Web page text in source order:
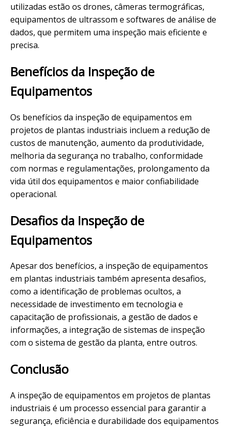
utilizadas estão os drones, câmeras termográficas,
equipamentos de ultrassom e softwares de análise de
dados, que permitem uma inspeção mais eficiente e
precisa.
Benefícios da Inspeção de
Equipamentos
Os benefícios da inspeção de equipamentos em
projetos de plantas industriais incluem a redução de
custos de manutenção, aumento da produtividade,
melhoria da segurança no trabalho, conformidade
com normas e regulamentações, prolongamento da
vida útil dos equipamentos e maior confiabilidade
operacional.
Desafios da Inspeção de
Equipamentos
Apesar dos benefícios, a inspeção de equipamentos
em plantas industriais também apresenta desafios,
como a identificação de problemas ocultos, a
necessidade de investimento em tecnologia e
capacitação de profissionais, a gestão de dados e
informações, a integração de sistemas de inspeção
com o sistema de gestão da planta, entre outros.
Conclusão
A inspeção de equipamentos em projetos de plantas
industriais é um processo essencial para garantir a
segurança, eficiência e durabilidade dos equipamentos